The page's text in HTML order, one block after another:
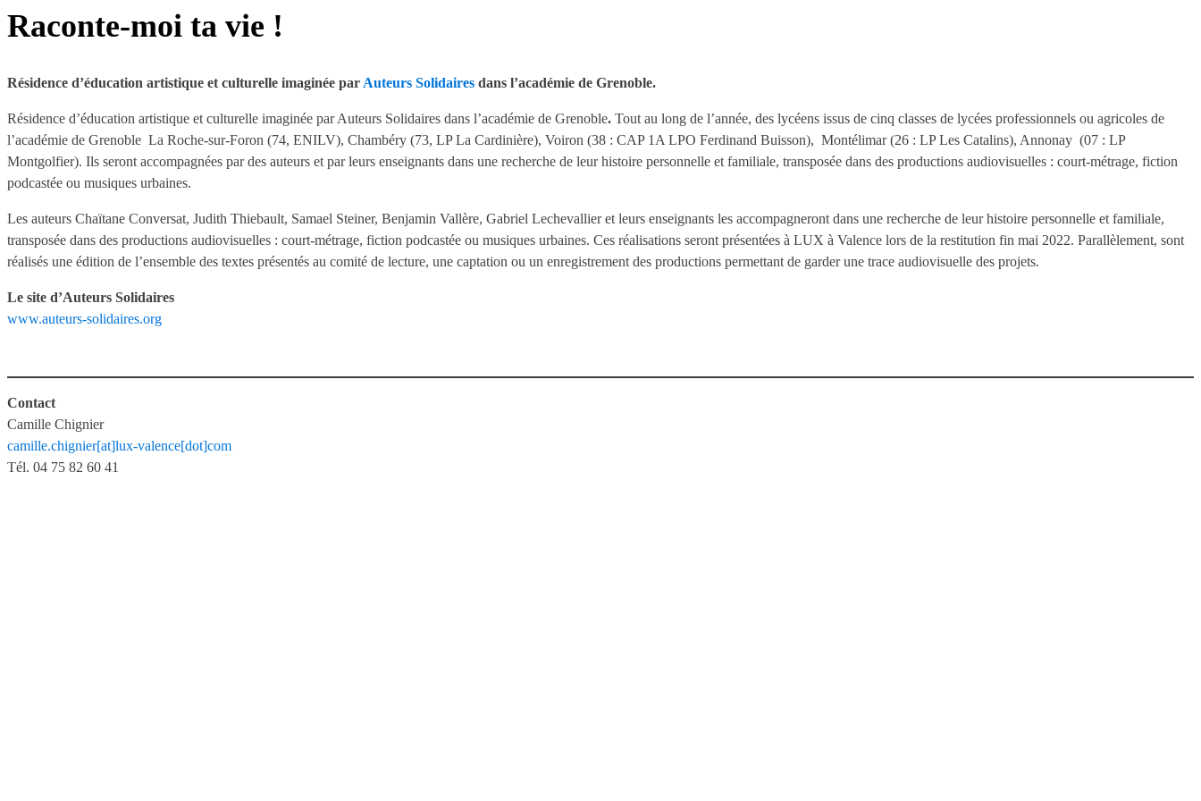
Raconte-moi ta vie !
Résidence d’éducation artistique et culturelle imaginée par Auteurs Solidaires dans l’académie de Grenoble.
Résidence d’éducation artistique et culturelle imaginée par Auteurs Solidaires dans l’académie de Grenoble. Tout au long de l’année, des lycéens issus de cinq classes de lycées professionnels ou agricoles de
l’académie de Grenoble La Roche-sur-Foron (74, ENILV), Chambéry (73, LP La Cardinière), Voiron (38 : CAP 1A LPO Ferdinand Buisson), Montélimar (26 : LP Les Catalins), Annonay (07 : LP
Montgolfier). Ils seront accompagnées par des auteurs et par leurs enseignants dans une recherche de leur histoire personnelle et familiale, transposée dans des productions audiovisuelles : court-métrage, fiction
podcastée ou musiques urbaines.
Les auteurs Chaïtane Conversat, Judith Thiebault, Samael Steiner, Benjamin Vallère, Gabriel Lechevallier et leurs enseignants les accompagneront dans une recherche de leur histoire personnelle et familiale,
transposée dans des productions audiovisuelles : court-métrage, fiction podcastée ou musiques urbaines. Ces réalisations seront présentées à LUX à Valence lors de la restitution fin mai 2022. Parallèlement, sont
réalisés une édition de l’ensemble des textes présentés au comité de lecture, une captation ou un enregistrement des productions permettant de garder une trace audiovisuelle des projets.
Le site d’Auteurs Solidaires
www.auteurs-solidaires.org
Contact
Camille Chignier
camille.chignier[at]lux-valence[dot]com
Tél. 04 75 82 60 41